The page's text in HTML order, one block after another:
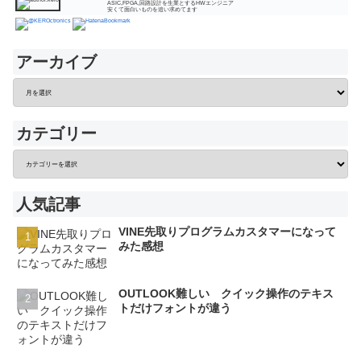
ASIC,FPGA,回路設計を生業とするHWエンジニア
安くて面白いものを追い求めてます
アーカイブ
カテゴリー
人気記事
VINE先取りプログラムカスタマーになって
みた感想
OUTLOOK難しい クイック操作のテキス
トだけフォントが違う